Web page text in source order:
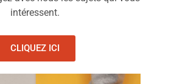
intéressent.
CLIQUEZ ICI